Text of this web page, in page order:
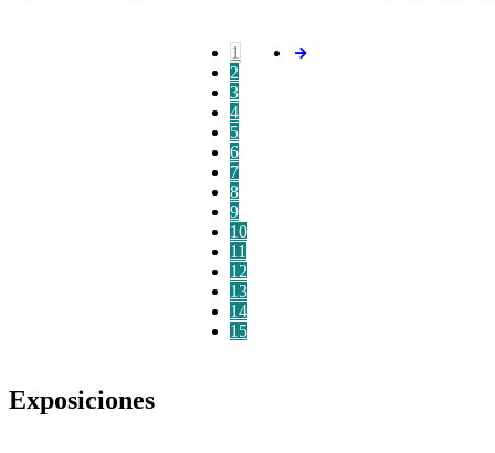
1
2
3
4
5
6
7
8
9
10
11
12
13
14
15
Exposiciones